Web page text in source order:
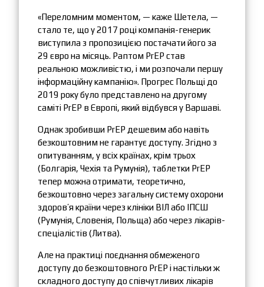
«Переломним моментом, — каже Шетела, —
стало те, що у 2017 році компанія-генерик
виступила з пропозицією постачати його за
29 євро на місяць. Раптом PrEP став
реальною можливістю, і ми розпочали першу
інформаційну кампанію». Прогрес Польщі до
2019 року було представлено на другому
саміті PrEP в Європі, який відбувся у Варшаві.
Однак зробивши PrEP дешевим або навіть
безкоштовним не гарантує доступу. Згідно з
опитуванням, у всіх країнах, крім трьох
(Болгарія, Чехія та Румунія), таблетки PrEP
тепер можна отримати, теоретично,
безкоштовно через загальну систему охорони
здоров’я країни через клініки ВІЛ або ІПСШ
(Румунія, Словенія, Польща) або через лікарів-
спеціалістів (Литва).
Але на практиці поєднання обмеженого
доступу до безкоштовного PrEP і настільки ж
складного доступу до співчутливих лікарів